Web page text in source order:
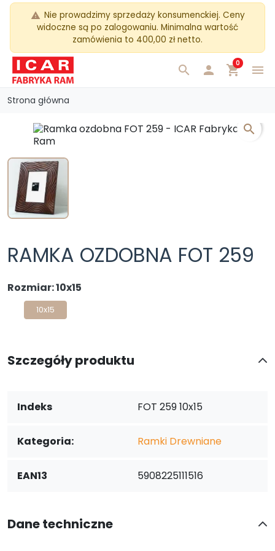
warning Nie prowadzimy sprzedaży konsumenckiej. Ceny
widoczne są po zalogowaniu. Minimalna wartość
zamówienia to 400,00 zł netto.
menu
search  shopping_cart
0
Strona główna
search
RAMKA OZDOBNA FOT 259
Rozmiar: 10x15
10x15
Szczegóły produktu
Indeks FOT 259 10x15
Kategoria: Ramki Drewniane
EAN13 5908225111516
Dane techniczne